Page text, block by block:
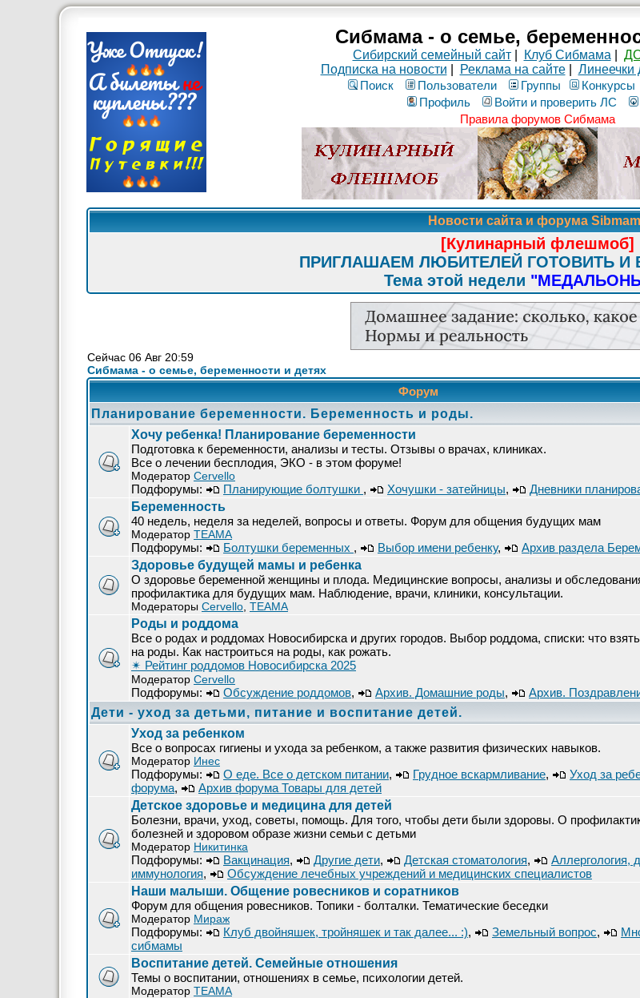
Сибмама - о семье,
Сибирский семейный сайт| Клуб Сибмама
Подписка на новости
Реклама на сайте| Линеечки
Поиск
Пользователи Группы Конкурсы
Профиль
Войти и проверить ЛС
Правила форумов Сибмама
Новости сайта и форума
[Кулинарный флешмоб]
ПРИГЛАШАЕМ ЛЮБИТЕЛЕЙ ГОТОВИТЬ И
Тема этой недели
Сейчас 06 Авг 20:59
Сибмама - о семье, беременности и детях
Форум
Планирование беременности. Беременность и роды.
Хочу ребенка! Планирование беременности
Подготовка к беременности, анализы и тесты. Отзывы о врачах, клиниках.
Все о лечении бесплодия, ЭКО - в этом форуме!
Модератор Cervello
Подфорумы: Планирующие болтушки , Хочушки - затейницы, Дневники
Беременность
40 недель, неделя за неделей, вопросы и ответы. Форум для общения будущих мам
Модератор ТЕАМА
Подфорумы: Болтушки беременных , Выбор имени ребенку, Архив раздела
Здоровье будущей мамы и ребенка
О здоровье беременной женщины и плода. Медицинские вопросы, анализы и
профилактика для будущих мам. Наблюдение, врачи, клиники, консультации.
Модераторы Cervello ТЕАМА
Роды и роддома
Все о родах и роддомах Новосибирска и других городов. Выбор роддома, списки: что
на роды. Как настроиться на роды, как рожать.
✴ Рейтинг роддомов Новосибирска 2025
Модератор Cervello
Подфорумы: Обсуждение роддомов, Архив. Домашние роды, Архив.
Дети - уход за детьми, питание и воспитание детей.
Уход за ребенком
Все о вопросах гигиены и ухода за ребенком, а также развития физических навыков.
Модератор Инес
Подфорумы: О еде. Все о детском питании, Грудное вскармливание,
Уход за
форума, Архив форума Товары для детей
Детское здоровье и медицина для детей
Болезни, врачи, уход, советы, помощь. Для того, чтобы дети были здоровы. О
болезней и здоровом образе жизни семьи с детьми
Модератор Никитинка
Подфорумы: Вакцинация, Другие дети, Детская стоматология,
Аллергология,
иммунология, Обсуждение лечебных учреждений и медицинских специалистов
Наши малыши. Общение ровесников и соратников
Форум для общения ровесников. Топики - болталки. Тематические беседки
Модератор Мираж
Подфорумы: Клуб двойняшек, тройняшек и так далее... :), Земельный вопрос,
сибмамы
Воспитание детей. Семейные отношения
Темы о воспитании, отношениях в семье, психологии детей.
Модератор ТЕАМА